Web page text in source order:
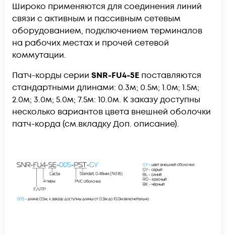
Широко применяются для соединения линий
связи с активным и пассивным сетевым
оборудованием, подключением терминалов
на рабочих местах и прочей сетевой
коммутации.
Патч-корды серии SNR-FU4-5E поставляются
стандартными длинами: 0.3м; 0.5м; 1.0м; 1.5м;
2.0м; 3.0м; 5.0м; 7.5м: 10.0м. К заказу доступны
несколько вариантов цвета внешней оболочки
патч-корда (см.вкладку Доп. описание).